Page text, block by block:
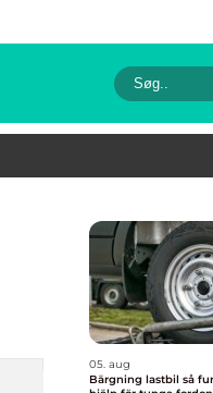
05. aug
Bärgning lastbil så fungerar trygg